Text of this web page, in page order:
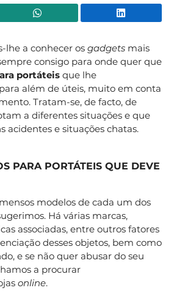
Facebook WhatsApp
lhe a conhecer os gadgets mais
consigo para onde quer que
portáteis que lhe
além de úteis, muito em conta
Tratam-se, de facto, de
a diferentes situações e que
acidentes e situações chatas.
PARA PORTÁTEIS QUE DEVE
modelos de cada um dos
Há várias marcas,
associadas, entre outros fatores
desses objetos, bem como
e se não quer abusar do seu
a procurar
online.